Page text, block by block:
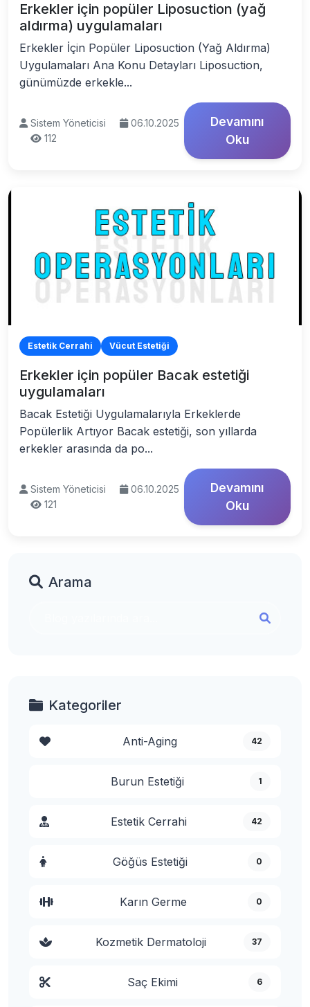
Erkekler için popüler Liposuction (yağ
aldırma) uygulamaları
Erkekler İçin Popüler Liposuction (Yağ Aldırma)
Uygulamaları Ana Konu Detayları Liposuction,
günümüzde erkekle...
Sistem Yöneticisi
06.10.2025
112
Devamını
Oku
Estetik Cerrahi Vücut Estetiği
Erkekler için popüler Bacak estetiği
uygulamaları
Bacak Estetiği Uygulamalarıyla Erkeklerde
Popülerlik Artıyor Bacak estetiği, son yıllarda
erkekler arasında da po...
Sistem Yöneticisi
06.10.2025
121
Devamını
Oku
Arama
Kategoriler
Anti-Aging 42
Burun Estetiği 1
Estetik Cerrahi 42
Göğüs Estetiği 0
Karın Germe 0
Kozmetik Dermatoloji 37
Saç Ekimi 6